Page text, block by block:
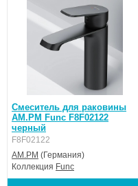
Смеситель для раковины
AM.PM Func F8F02122
черный
F8F02122
AM.PM (Германия)
Коллекция Func